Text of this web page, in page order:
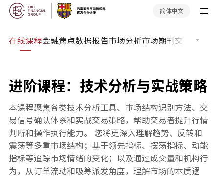
简体中文
在线课程金融焦点数据报告市场分析市场期刊交易软件
进阶课程：技术分析与实战策略
本课程聚焦各类技术分析工具、市场结构识别方法、交
易信号确认体系和实战交易策略，帮助交易者提升行情
判断和操作执行能力。 您将更深入理解趋势、反转和
震荡等多重市场结构；基于领先指标、摆荡指标、动能
指标等追踪市场情绪的变化；以及通过成交量和机构行
为，从订单流动和吸筹派发角度，理解市场的本质逻